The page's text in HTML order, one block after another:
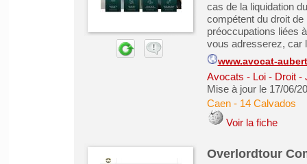
cas de la liquidation
compétent du droit
préoccupations liées
vous adresserez, car
www.avocat-
Avocats - Loi - Droit -
Mise à jour le 17/06/
Caen- 14 Calvados
Voir la fiche
Overlordtour